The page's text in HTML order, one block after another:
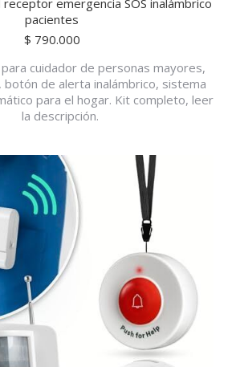
emergencia SOS inalámbrico
pacientes
$ 790.000
cuidador de personas mayores,
botón de alerta inalámbrico, sistema
para el hogar. Kit completo, leer
la descripción.